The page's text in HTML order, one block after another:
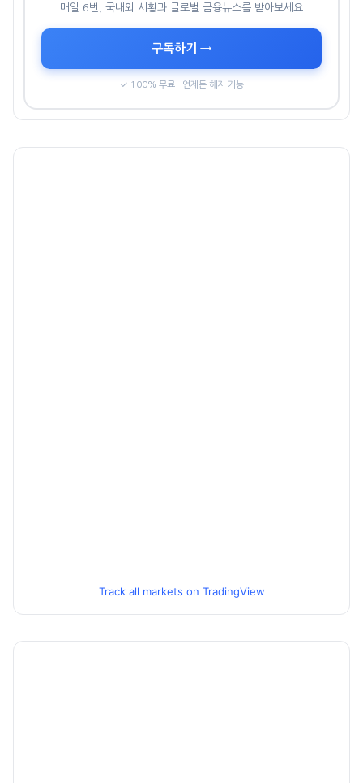
매일 6번, 국내외 시황과 글로벌 금융뉴스를 받아보세요
구독하기 →
✓ 100% 무료 · 언제든 해지 가능
Track all markets on TradingView